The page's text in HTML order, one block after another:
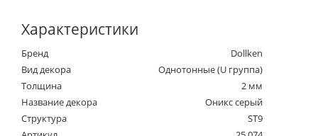
Характеристики
Бренд
Dollken
Вид декора
Однотонные (U группа)
Толщина
2 мм
Название декора
Оникс серый
Структура
ST9